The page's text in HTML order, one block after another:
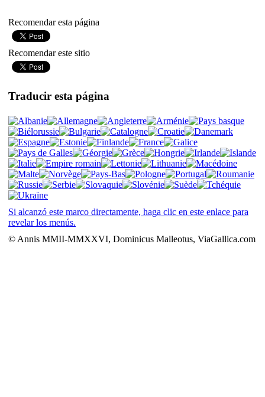
Recomendar esta página
Recomendar este sitio
Traducir esta página
Si alcanzó este marco directamente, haga clic en este enlace para
revelar los menús.
© Annis MMII-MMXXVI, Dominicus Malleotus, ViaGallica.com